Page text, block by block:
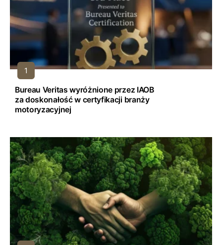
Bureau Veritas wyróżnione przez IAOB
za doskonałość w certyfikacji branży
motoryzacyjnej